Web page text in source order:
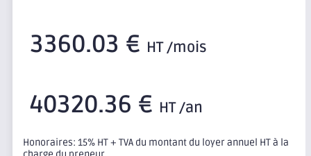
3360.03 € HT /mois
40320.36 € HT /an
Honoraires: 15% HT + TVA du montant du loyer annuel HT à la